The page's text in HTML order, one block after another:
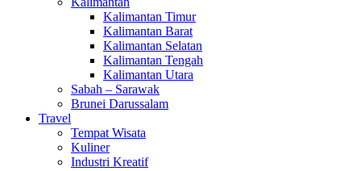
Kalimantan Timur
Kalimantan Barat
Kalimantan Selatan
Kalimantan Tengah
Kalimantan Utara
Sabah – Sarawak
Brunei Darussalam
Travel
Tempat Wisata
Kuliner
Industri Kreatif